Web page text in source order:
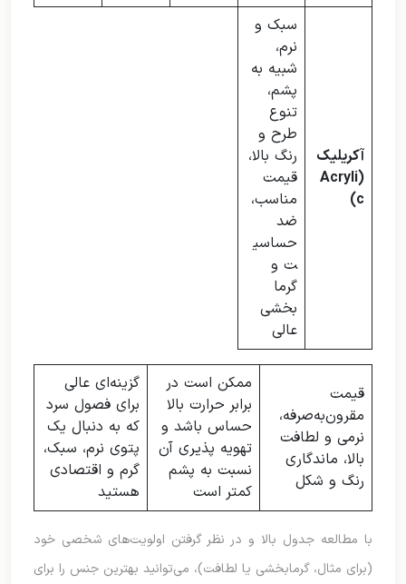
آکریلیک
(Acryli
c)
سبک و
نرم،
شبیه به
پشم،
تنوع
طرح و
رنگ بالا،
قیمت
مناسب،
ضد
حساسی
ت و
گرما
بخشی
عالی
قیمت
مقرون‌به‌صرفه،
نرمی و لطافت
بالا، ماندگاری
رنگ و شکل
ممکن است در
برابر حرارت بالا
حساس باشد و
تهویه پذیری آن
نسبت به پشم
کمتر است
گزینه‌ای عالی
برای فصول سرد
که به دنبال یک
پتوی نرم، سبک،
گرم و اقتصادی
هستید
با مطالعه جدول بالا و در نظر گرفتن اولویت‌های شخصی خود
(برای مثال، گرمابخشی یا لطافت)، می‌توانید بهترین جنس را برای